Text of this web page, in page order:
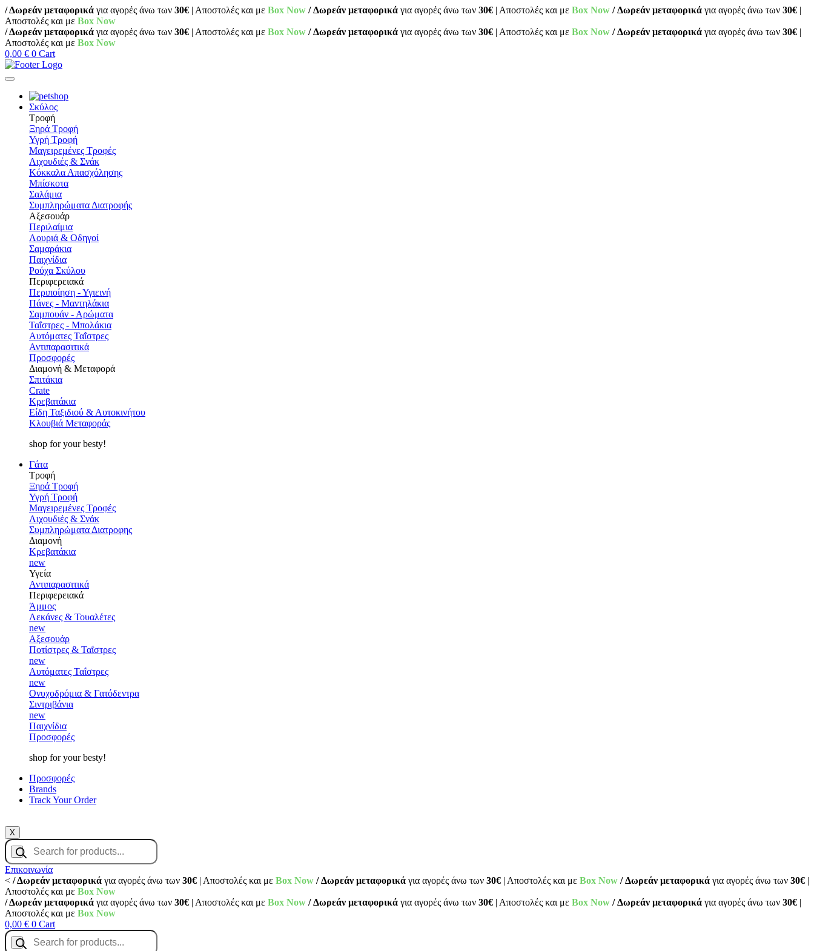
/ Δωρεάν μεταφορικά για αγορές άνω των 30€ | Αποστολές και με Box Now / Δωρεάν μεταφορικά για αγορές άνω των 30€ | Αποστολές και με Box Now / Δωρεάν μεταφορικά για αγορές άνω των 30€ |
Αποστολές και με Box Now
/ Δωρεάν μεταφορικά για αγορές άνω των 30€ | Αποστολές και με Box Now / Δωρεάν μεταφορικά για αγορές άνω των 30€ | Αποστολές και με Box Now / Δωρεάν μεταφορικά για αγορές άνω των 30€ |
Αποστολές και με Box Now
0,00 € 0 Cart
Σκύλος
Τροφή
Ξηρά Τροφή
Υγρή Τροφή
Μαγειρεμένες Τροφές
Λιχουδιές & Σνάκ
Κόκκαλα Απασχόλησης
Μπίσκοτα
Σαλάμια
Συμπληρώματα Διατροφής
Αξεσουάρ
Περιλαίμια
Λουριά & Οδηγοί
Σαμαράκια
Παιχνίδια
Ρούχα Σκύλου
Περιφερειακά
Περιποίηση - Υγιεινή
Πάνες - Μαντηλάκια
Σαμπουάν - Αρώματα
Ταΐστρες - Μπολάκια
Αυτόματες Ταΐστρες
Αντιπαρασιτικά
Προσφορές
Διαμονή & Μεταφορά
Σπιτάκια
Crate
Κρεβατάκια
Είδη Ταξιδιού & Αυτοκινήτου
Κλουβιά Μεταφοράς
shop for your besty!
Γάτα
Τροφή
Ξηρά Τροφή
Υγρή Τροφή
Μαγειρεμένες Τροφές
Λιχουδιές & Σνάκ
Συμπληρώματα Διατροφης
Διαμονή
Κρεβατάκια
new
Υγεία
Αντιπαρασιτικά
Περιφερειακά
Άμμος
Λεκάνες & Τουαλέτες
new
Αξεσουάρ
Ποτίστρες & Ταΐστρες
new
Αυτόματες Ταΐστρες
new
Ονυχοδρόμια & Γατόδεντρα
Σιντριβάνια
new
Παιχνίδια
Προσφορές
shop for your besty!
Προσφορές
Brands
Track Your Order
X
Products
search
Επικοινωνία
< / Δωρεάν μεταφορικά για αγορές άνω των 30€ | Αποστολές και με Box Now / Δωρεάν μεταφορικά για αγορές άνω των 30€ | Αποστολές και με Box Now / Δωρεάν μεταφορικά για αγορές άνω των 30€ |
Αποστολές και με Box Now
/ Δωρεάν μεταφορικά για αγορές άνω των 30€ | Αποστολές και με Box Now / Δωρεάν μεταφορικά για αγορές άνω των 30€ | Αποστολές και με Box Now / Δωρεάν μεταφορικά για αγορές άνω των 30€ |
Αποστολές και με Box Now
0,00 € 0 Cart
Products
search